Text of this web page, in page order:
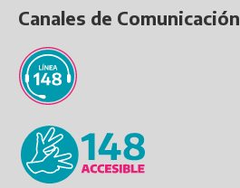
Canales de Comunicación